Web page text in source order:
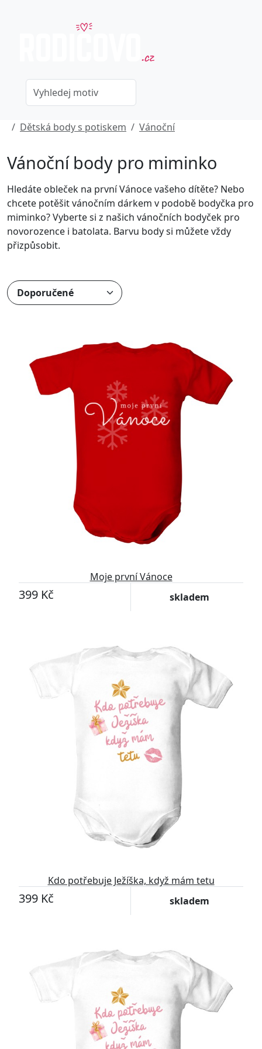
Dětská body s potiskem Vánoční
Vánoční body pro miminko
Hledáte obleček na první Vánoce vašeho dítěte? Nebo
chcete potěšit vánočním dárkem v podobě bodyčka pro
miminko? Vyberte si z našich vánočních bodyček pro
novorozence i batolata. Barvu body si můžete vždy
přizpůsobit.
Moje první Vánoce
399 Kč skladem
Kdo potřebuje Ježíška, když mám tetu
399 Kč skladem